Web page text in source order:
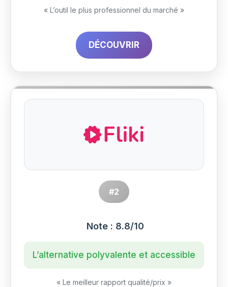
« L’outil le plus professionnel du marché »
DÉCOUVRIR
#2
Note : 8.8/10
L’alternative polyvalente et accessible
« Le meilleur rapport qualité/prix »